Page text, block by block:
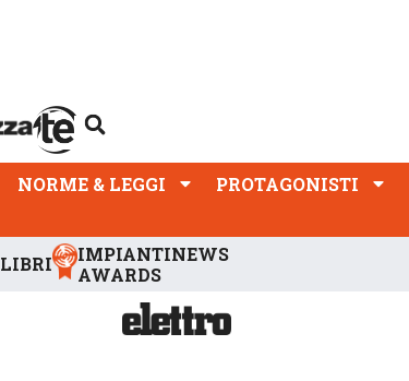
NORME & LEGGI PROTAGONISTI
LIBRI
IMPIANTINEWS
AWARDS